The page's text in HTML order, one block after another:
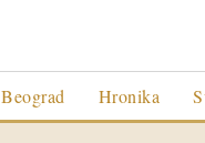
Beograd Hronika